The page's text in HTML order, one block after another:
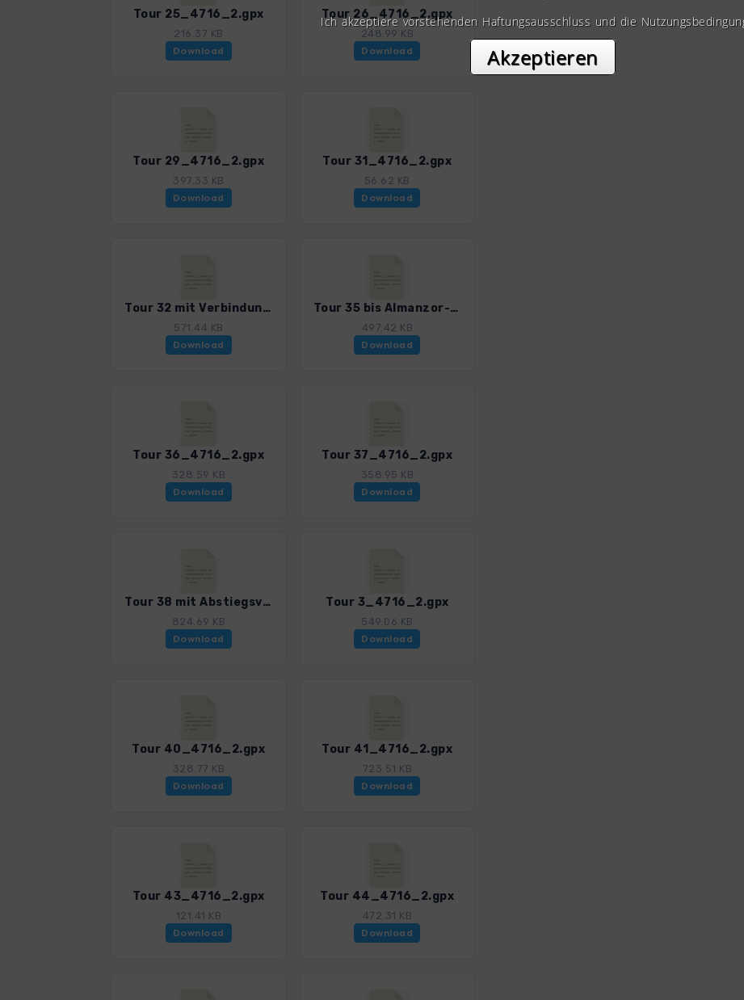
Tour 25_4716_2.gpx
216.37 KB
Download
Tour 26_4716_2.gpx
248.99 KB
Download
Tour 29_4716_2.gpx
397.33 KB
Download
Tour 31_4716_2.gpx
56.62 KB
Download
Tour 32 mit Verbindung zu Tour 31_4716_2.gpx
571.44 KB
Download
Tour 35 bis Almanzor-Route unterhalb Portilla Bermeja_4716_2.gpx
497.42 KB
Download
Tour 36_4716_2.gpx
328.59 KB
Download
Tour 37_4716_2.gpx
358.95 KB
Download
Tour 38 mit Abstiegsvariante_4716_2.gpx
824.69 KB
Download
Tour 3_4716_2.gpx
549.06 KB
Download
Tour 40_4716_2.gpx
328.77 KB
Download
Tour 41_4716_2.gpx
723.51 KB
Download
Tour 43_4716_2.gpx
121.41 KB
Download
Tour 44_4716_2.gpx
472.31 KB
Download
Ich akzeptiere vorstehenden Haftungsausschluss und die
Akzeptieren